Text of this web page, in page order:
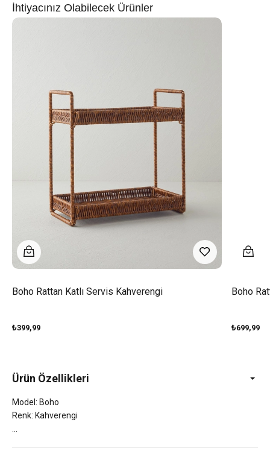
İhtiyacınız Olabilecek Ürünler
Boho Rattan Katlı Servis Kahverengi
₺399,99
Boho
₺699,99
Ürün Özellikleri
Model: Boho
Renk: Kahverengi